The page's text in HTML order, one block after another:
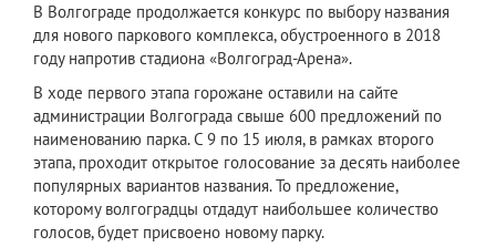
В Волгограде продолжается конкурс по выбору названия
для нового паркового комплекса, обустроенного в 2018
году напротив стадиона «Волгоград-Арена».
В ходе первого этапа горожане оставили на сайте
администрации Волгограда свыше 600 предложений по
наименованию парка. С 9 по 15 июля, в рамках второго
этапа, проходит открытое голосование за десять наиболее
популярных вариантов названия. То предложение,
которому волгоградцы отдадут наибольшее количество
голосов, будет присвоено новому парку.